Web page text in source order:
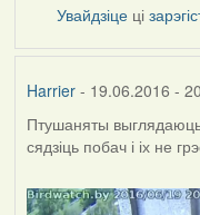
Увайдзіце ці
Harrier- 19.06.2016 -
Птушаняты
сядзіць побач і іх не